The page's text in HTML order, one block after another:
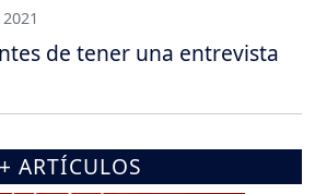
de tener una entrevista
+ ARTÍCULOS